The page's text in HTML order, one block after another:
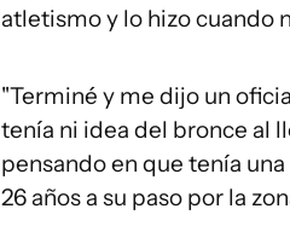
atletismo y lo hizo cuando
"Terminé y me dijo un
tenía ni idea del bronce al
pensando en que tenía
26 años a su paso por la